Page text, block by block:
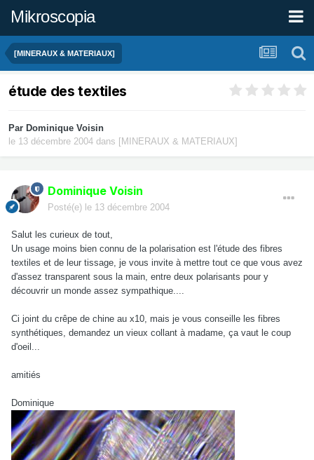
Mikroscopia
[MINERAUX & MATERIAUX]
étude des textiles
Par Dominique Voisin
le 13 décembre 2004 dans [MINERAUX & MATERIAUX]
Dominique Voisin
Posté(e) le 13 décembre 2004
Salut les curieux de tout,
Un usage moins bien connu de la polarisation est l'étude des fibres
textiles et de leur tissage, je vous invite à mettre tout ce que vous avez
d'assez transparent sous la main, entre deux polarisants pour y
découvrir un monde assez sympathique....
Ci joint du crêpe de chine au x10, mais je vous conseille les fibres
synthétiques, demandez un vieux collant à madame, ça vaut le coup
d'oeil...
amitiés
Dominique